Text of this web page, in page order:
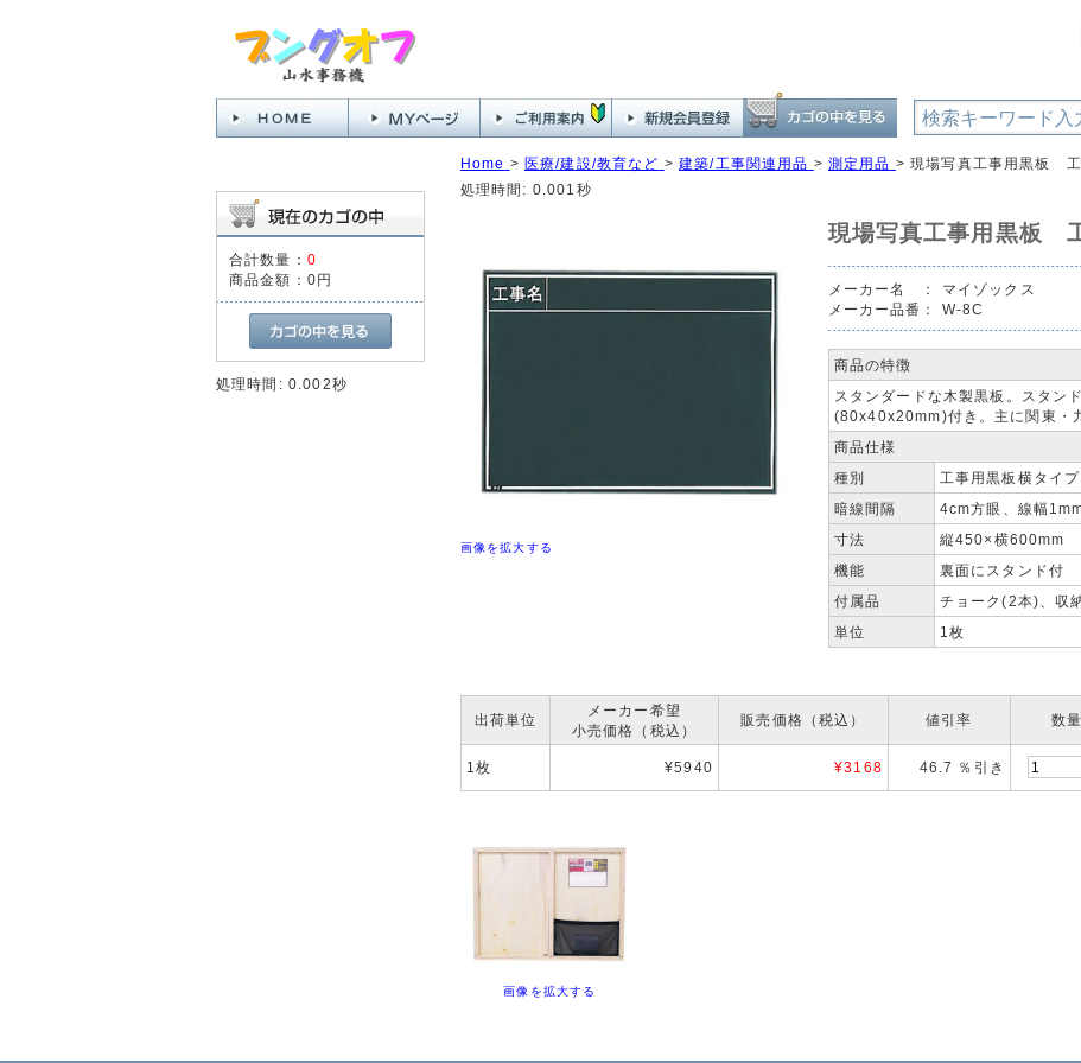
合計数量： 0
商品金額： 0円
処理時間: 0.002秒
Home > 医療/建設/教育など >建築/工事関連用品 >測定用品 >現場写真工事用黒板
処理時間: 0.001秒
画像を拡大する
現場写真工事用黒板
メーカー名 ：
マイゾックス
メーカー品番：
W-8C
商品の特徴
スタンダードな木製黒板。スタン
(80x40x20mm)付き。主に関東・
商品仕様
種別
工事用黒板横タイプ
暗線間隔
4cm方眼、線幅
寸法
縦450×横600mm
機能
裏面にスタンド付
付属品
チョーク(2本)、収
単位
1枚
出荷単位
メーカー希望
小売価格（税込）
販売価格（税込） 値引率 数量
1枚 ¥5940 ¥3168 46.7 ％引き
画像を拡大する